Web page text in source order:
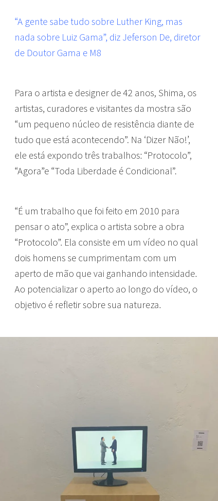
“A gente sabe tudo sobre Luther King, mas
nada sobre Luiz Gama”, diz Jeferson De, diretor
de Doutor Gama e M8
Para o artista e designer de 42 anos, Shima, os
artistas, curadores e visitantes da mostra são
“um pequeno núcleo de resistência diante de
tudo que está acontecendo”. Na ‘Dizer Não!’,
ele está expondo três trabalhos: “Protocolo”,
“Agora”e “Toda Liberdade é Condicional”.
“É um trabalho que foi feito em 2010 para
pensar o ato”, explica o artista sobre a obra
“Protocolo”. Ela consiste em um vídeo no qual
dois homens se cumprimentam com um
aperto de mão que vai ganhando intensidade.
Ao potencializar o aperto ao longo do vídeo, o
objetivo é refletir sobre sua natureza.